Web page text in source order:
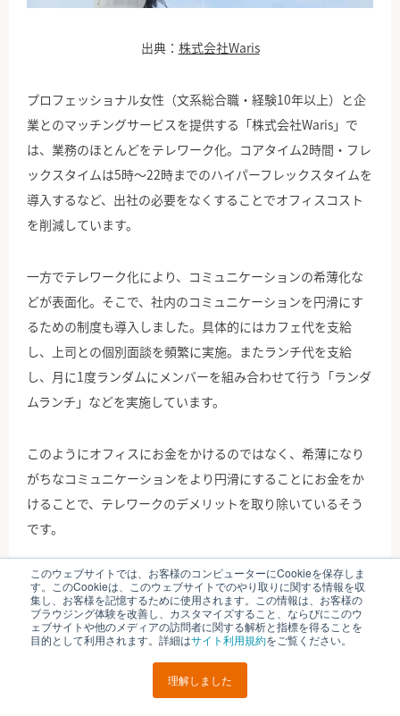
このウェブサイトでは、お客様のコンピューターにCookieを保存しま
す。このCookieは、このウェブサイトでのやり取りに関する情報を収
集し、お客様を記憶するために使用されます。この情報は、お客様の
ブラウジング体験を改善し、カスタマイズすること、ならびにこのウ
ェブサイトや他のメディアの訪問者に関する解析と指標を得ることを
目的として利用されます。詳細はサイト利用規約をご覧ください。
理解しました
出典： 株式会社Waris
プロフェッショナル女性（文系総合職・経験10年以上）と企
業とのマッチングサービスを提供する「株式会社Waris」で
は、業務のほとんどをテレワーク化。コアタイム2時間・フレ
ックスタイムは5時～22時までのハイパーフレックスタイムを
導入するなど、出社の必要をなくすることでオフィスコスト
を削減しています。
一方でテレワーク化により、コミュニケーションの希薄化な
どが表面化。そこで、社内のコミュニケーションを円滑にす
るための制度も導入しました。具体的にはカフェ代を支給
し、上司との個別面談を頻繁に実施。またランチ代を支給
し、月に1度ランダムにメンバーを組み合わせて行う「ランダ
ムランチ」などを実施しています。
このようにオフィスにお金をかけるのではなく、希薄になり
がちなコミュニケーションをより円滑にすることにお金をか
けることで、テレワークのデメリットを取り除いているそう
です。
株式会社丸井グループ｜多様な勤務体系
の構築により定着率を改善